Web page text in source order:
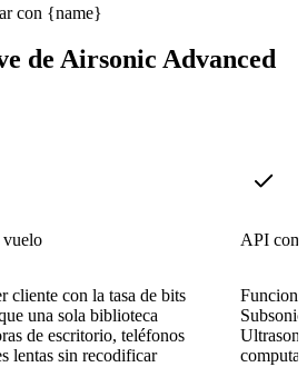
de Airsonic Advanced
vuelo
cliente con la tasa de bits
una sola biblioteca
de escritorio, teléfonos
lentas sin recodificar
API